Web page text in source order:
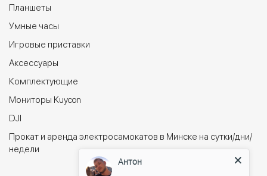
Планшеты
Умные часы
Игровые приставки
Аксессуары
Комплектующие
Мониторы Kuycon
DJI
Прокат и аренда электросамокатов в Минске на сутки/дни/
недели
Антон